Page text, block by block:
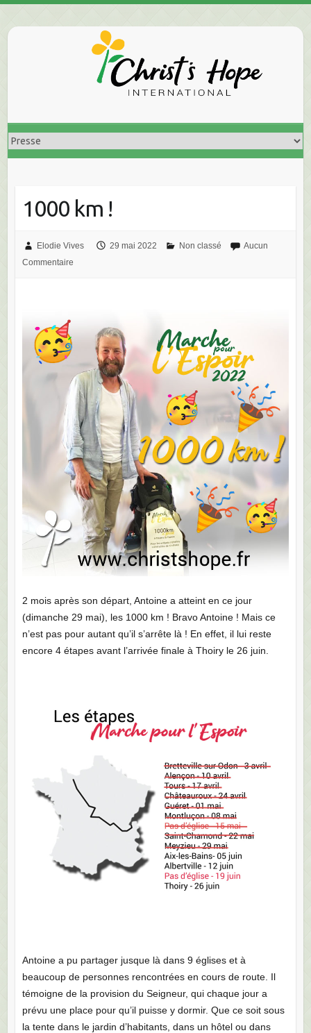
1000 km !
Elodie Vives 29 mai 2022 Non classé
Aucun
Commentaire
2 mois après son départ, Antoine a atteint en ce jour
(dimanche 29 mai), les 1000 km ! Bravo Antoine ! Mais ce
n’est pas pour autant qu’il s’arrête là ! En effet, il lui reste
encore 4 étapes avant l’arrivée finale à Thoiry le 26 juin.
Antoine a pu partager jusque là dans 9 églises et à
beaucoup de personnes rencontrées en cours de route. Il
témoigne de la provision du Seigneur, qui chaque jour a
prévu une place pour qu’il puisse y dormir. Que ce soit sous
la tente dans le jardin d’habitants, dans un hôtel ou dans